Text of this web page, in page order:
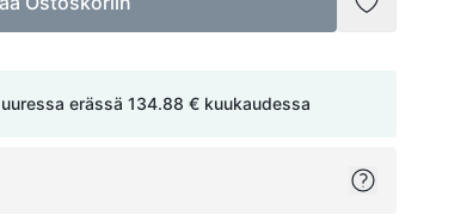
Lisää
erässä 134.88 € kuukaudessa